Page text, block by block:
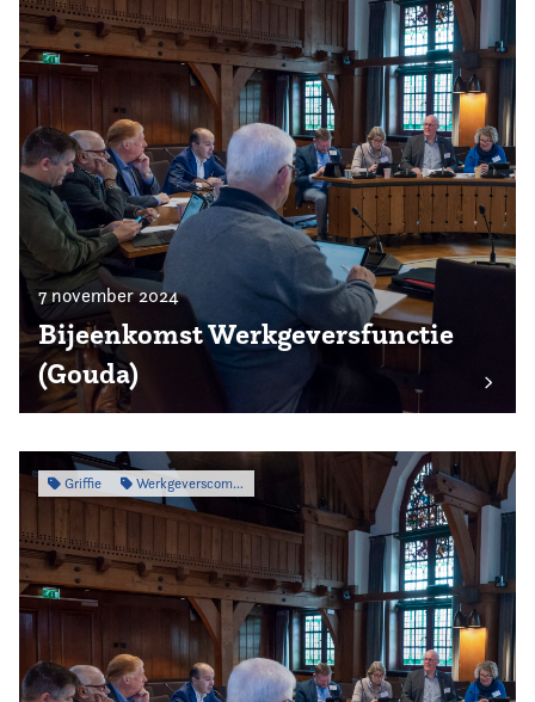
7 november 2024
Bijeenkomst Werkgeversfunctie
(Gouda)
Griffie Werkgeverscommissie